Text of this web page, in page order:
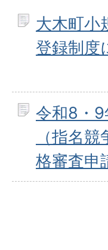
大木町小
登録制度
令和8・9
（指名
格審査申